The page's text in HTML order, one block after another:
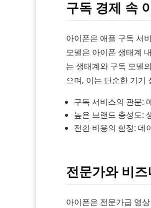
구독 경제 속
아이폰은 애플 구독 서
모델은 아이폰 생태계
는 생태계와 구독 모델
으며, 이는 단순한 기기
구독 서비스의 관문:
높은 브랜드 충성도:
전환 비용의 함정: 데
전문가와 비
아이폰은 전문가급 영